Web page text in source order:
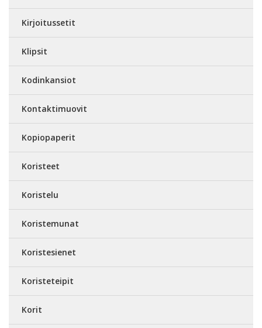
Kirjoitussetit
Klipsit
Kodinkansiot
Kontaktimuovit
Kopiopaperit
Koristeet
Koristelu
Koristemunat
Koristesienet
Koristeteipit
Korit